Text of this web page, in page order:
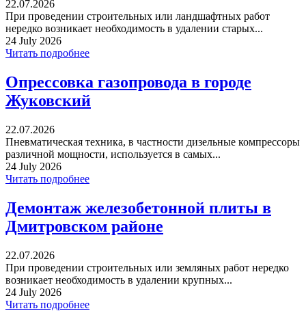
22.07.2026
При проведении строительных или ландшафтных работ
нередко возникает необходимость в удалении старых...
24 July 2026
Читать подробнее
Опрессовка газопровода в городе
Жуковский
22.07.2026
Пневматическая техника, в частности дизельные компрессоры
различной мощности, используется в самых...
24 July 2026
Читать подробнее
Демонтаж железобетонной плиты в
Дмитровском районе
22.07.2026
При проведении строительных или земляных работ нередко
возникает необходимость в удалении крупных...
24 July 2026
Читать подробнее